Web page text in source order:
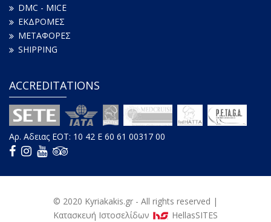
DMC - MICE
ΕΚΔΡΟΜΕΣ
ΜΕΤΑΦΟΡΕΣ
SHIPPING
ACCREDITATIONS
Αρ. Aδειας ΕΟΤ: 10 42 E 60 61 00317 00
© 2020 Kyriakakis.gr - All rights reserved |
Κατασκευή Iστοσελίδων
HellasSITES